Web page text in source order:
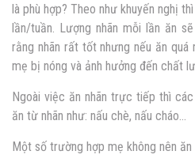
là phù hợp? Theo như khuyến nghị
lần/tuần. Lượng nhãn mỗi lần ăn
rằng nhãn rất tốt nhưng nếu ăn
mẹ bị nóng và ảnh hưởng đến chất
Ngoài việc ăn nhãn trực tiếp thì
ăn từ nhãn như: nấu chè, nấu cháo…
Một số trường hợp mẹ không nên ăn